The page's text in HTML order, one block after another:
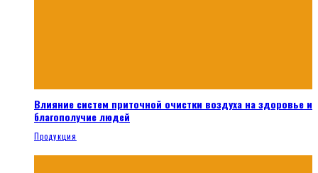
Влияние систем приточной очистки воздуха на здоровье и
благополучие людей
Продукция